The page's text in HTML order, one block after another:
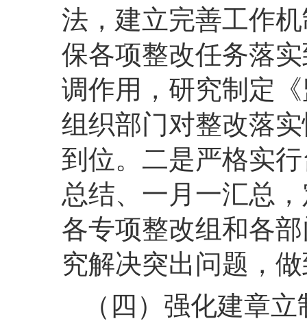
法，建立完善工作
保各项整改任务落
调作用，研究制定
组织部门对整改落
到位。二是严格实
总结、一月一汇总
各专项整改组和各
究解决突出问题，
（四）强化建章